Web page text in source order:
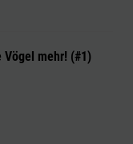
Vögel mehr! (#1)